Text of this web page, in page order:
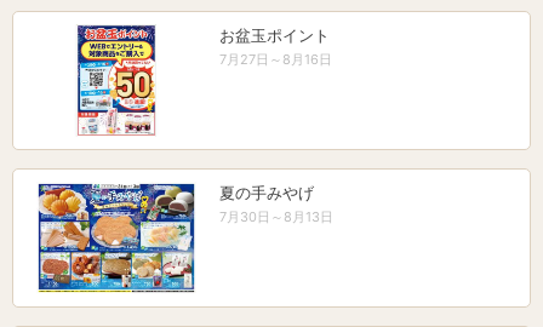
お盆玉ポイント
7月27日～8月16日
夏の手みやげ
7月30日～8月13日